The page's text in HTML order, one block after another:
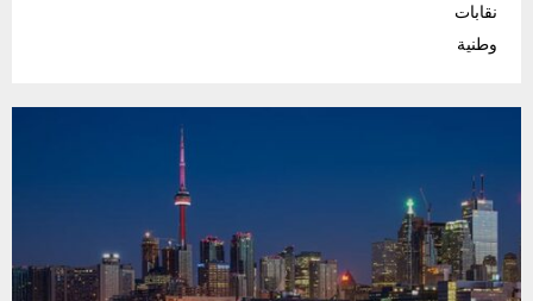
نقابات
وطنية